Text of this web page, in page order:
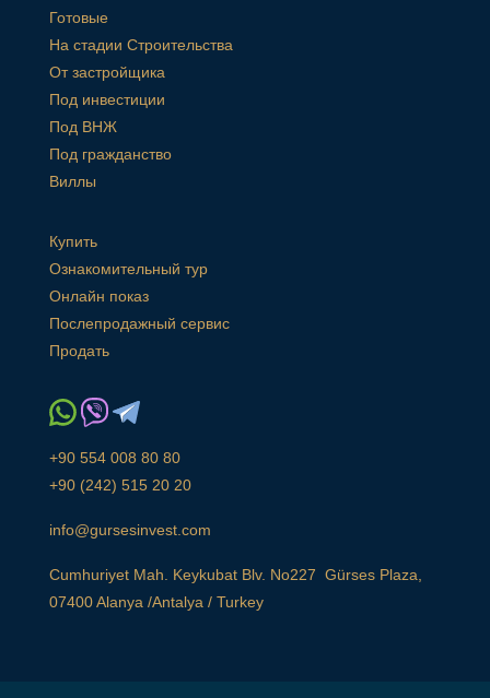
Готовые
На стадии Строительства
От застройщика
Под инвестиции
Под ВНЖ
Под гражданство
Виллы
Купить
Ознакомительный тур
Онлайн показ
Послепродажный сервис
Продать
+90 554 008 80 80
+90 (242) 515 20 20
info@gursesinvest.com
Cumhuriyet Mah. Keykubat Blv. No227 Gürses Plaza,
07400 Alanya /Antalya / Turkey